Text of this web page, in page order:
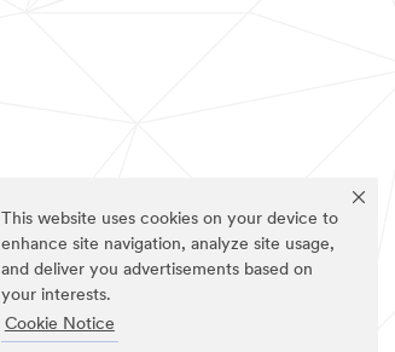
This website uses cookies on your device to
enhance site navigation, analyze site usage,
and deliver you advertisements based on
your interests.
Cookie Notice